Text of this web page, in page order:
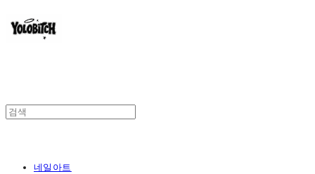
네일아트